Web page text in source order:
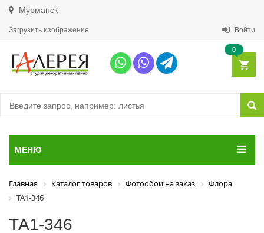
Мурманск
Загрузить изображение Войти
0
МЕНЮ
Главная Каталог товаров Фотообои на заказ
Флора
ТА1-346
ТА1-346